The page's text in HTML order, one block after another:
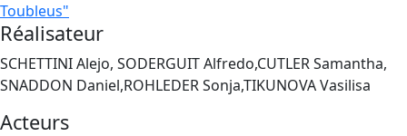
Toubleus"
Réalisateur
SCHETTINI Alejo, SODERGUIT Alfredo,CUTLER Samantha,
SNADDON Daniel,ROHLEDER Sonja,TIKUNOVA Vasilisa
Acteurs